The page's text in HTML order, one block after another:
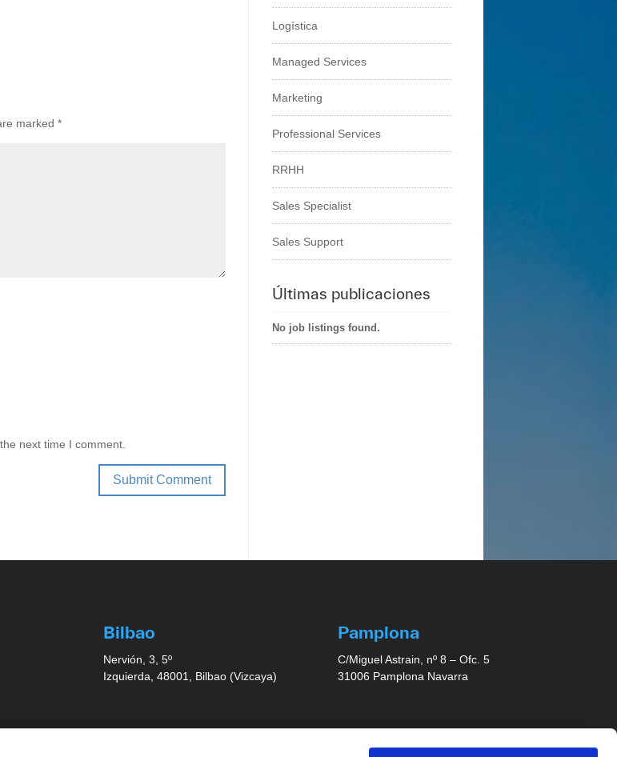
marked *
next time I comment.
Logí­stica
Managed Services
Marketing
Professional Services
RRHH
Sales Specialist
Sales Support
Últimas publicaciones
No job listings found.
Bilbao
Nervión, 3, 5º
Izquierda, 48001, Bilbao (Vizcaya)
Pamplona
C/Miguel Astrain, nº 8 – Ofc. 5
31006 Pamplona Navarra